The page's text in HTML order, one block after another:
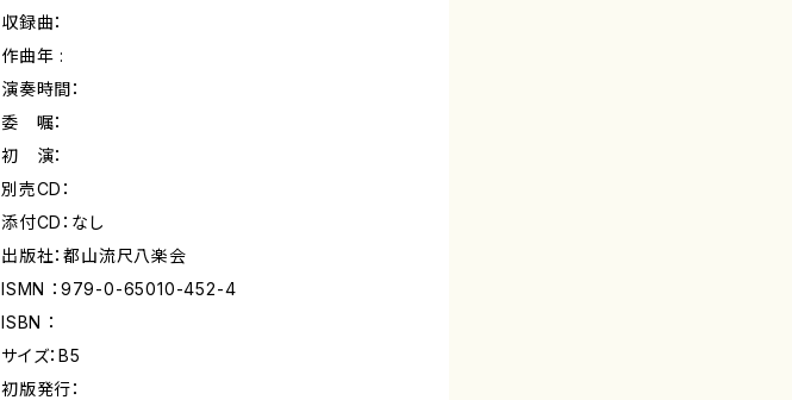
収録曲：
作曲年 :
演奏時間：
委 嘱：
初 演：
別売CD：
添付CD：なし
出版社：都山流尺八楽会
ISMN ：979-0-65010-452-4
ISBN ：
サイズ：B5
初版発行：